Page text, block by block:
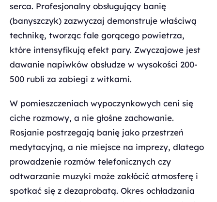
serca. Profesjonalny obsługujący banię
(banyszczyk) zazwyczaj demonstruje właściwą
technikę, tworząc fale gorącego powietrza,
które intensyfikują efekt pary. Zwyczajowe jest
dawanie napiwków obsłudze w wysokości 200-
500 rubli za zabiegi z witkami.
W pomieszczeniach wypoczynkowych ceni się
ciche rozmowy, a nie głośne zachowanie.
Rosjanie postrzegają banię jako przestrzeń
medytacyjną, a nie miejsce na imprezy, dlatego
prowadzenie rozmów telefonicznych czy
odtwarzanie muzyki może zakłócić atmosferę i
spotkać się z dezaprobatą. Okres ochładzania